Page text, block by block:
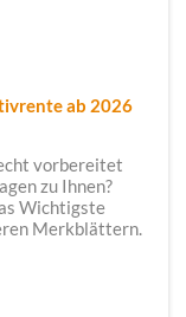
ab 2026
vorbereitet
zu Ihnen?
Wichtigste
Merkblättern.